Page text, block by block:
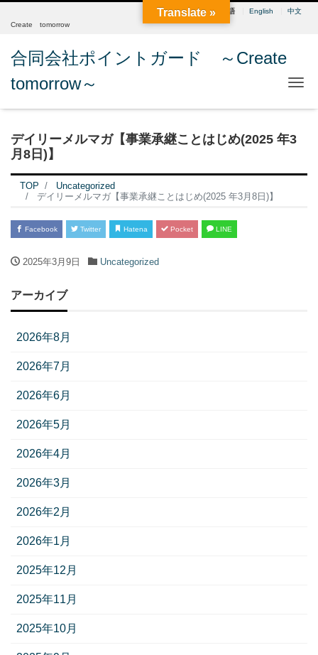
日本語 English
中文
Create tomorrow
合同会社ポイントガード ～Create
tomorrow～
デイリーメルマガ【事業承継ことはじめ(2025 年3
月8日)】
TOP
Uncategorized
デイリーメルマガ【事業承継ことはじめ(2025 年3月8日)】
Facebook Twitter Hatena Pocket LINE
2025年3月9日 Uncategorized
アーカイブ
2026年8月
2026年7月
2026年6月
2026年5月
2026年4月
2026年3月
2026年2月
2026年1月
2025年12月
2025年11月
2025年10月
Translate »